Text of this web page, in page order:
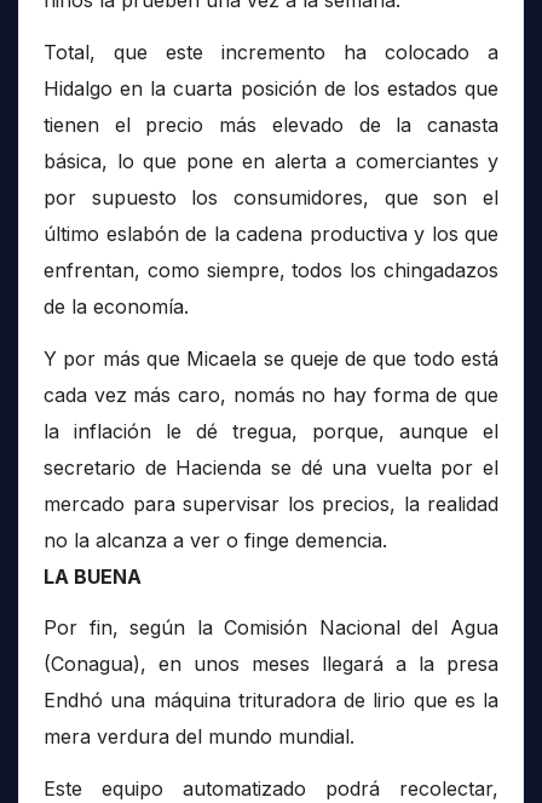
Total, que este incremento ha colocado a
Hidalgo en la cuarta posición de los estados que
tienen el precio más elevado de la canasta
básica, lo que pone en alerta a comerciantes y
por supuesto los consumidores, que son el
último eslabón de la cadena productiva y los que
enfrentan, como siempre, todos los chingadazos
de la economía.
Y por más que Micaela se queje de que todo está
cada vez más caro, nomás no hay forma de que
la inflación le dé tregua, porque, aunque el
secretario de Hacienda se dé una vuelta por el
mercado para supervisar los precios, la realidad
no la alcanza a ver o finge demencia.
LA BUENA
Por fin, según la Comisión Nacional del Agua
(Conagua), en unos meses llegará a la presa
Endhó una máquina trituradora de lirio que es la
mera verdura del mundo mundial.
Este equipo automatizado podrá recolectar,